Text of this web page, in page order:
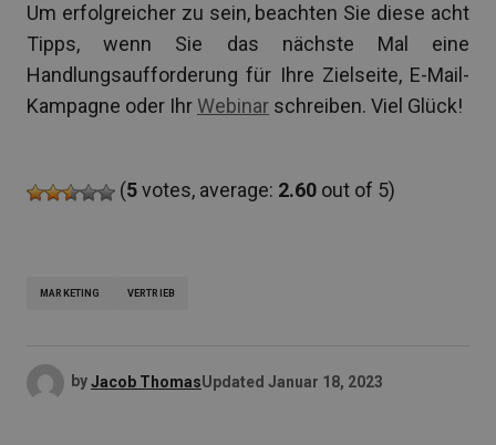
Um erfolgreicher zu sein, beachten Sie diese acht
Tipps, wenn Sie das nächste Mal eine
Handlungsaufforderung für Ihre Zielseite, E-Mail-
Kampagne oder IhrWebinar schreiben. Viel Glück!
(5votes, average: 2.60 out of 5)
MARKETING VERTRIEB
byJacob ThomasUpdated Januar 18, 2023